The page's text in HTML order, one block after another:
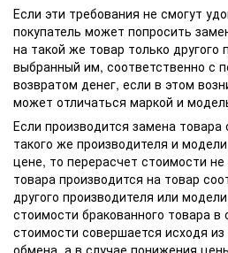
Если эти требования не смогут
покупатель может попросить
на такой же товар только другого
выбранный им, соответственно с
возвратом денег, если в этом
может отличаться маркой и
Если производится замена
такого же производителя и
цене, то перерасчет стоимости
товара производится на товар
другого производителя или
стоимости бракованного товара в
стоимости совершается исходя
обмена, а в случае понижения